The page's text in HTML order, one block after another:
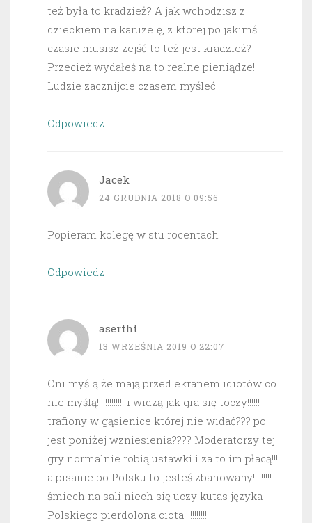
też była to kradzież? A jak wchodzisz z
dzieckiem na karuzelę, z której po jakimś
czasie musisz zejść to też jest kradzież?
Przecież wydałeś na to realne pieniądze!
Ludzie zacznijcie czasem myśleć.
Odpowiedz
Jacek
24 GRUDNIA 2018 O 09:56
Popieram kolegę w stu rocentach
Odpowiedz
asertht
13 WRZEŚNIA 2019 O 22:07
Oni myślą że mają przed ekranem idiotów co
nie myślą!!!!!!!!!!!!! i widzą jak gra się toczy!!!!!!
trafiony w gąsienice której nie widać??? po
jest poniżej wzniesienia???? Moderatorzy tej
gry normalnie robią ustawki i za to im płacą!!!
a pisanie po Polsku to jesteś zbanowany!!!!!!!!!
śmiech na sali niech się uczy kutas języka
Polskiego pierdolona ciota!!!!!!!!!!!